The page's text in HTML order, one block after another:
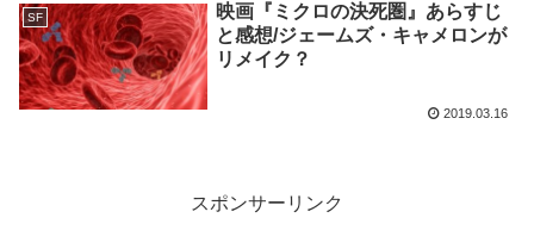
SF
映画『ミクロの決死圏』あらすじ
と感想/ジェームズ・キャメロンが
リメイク？
2019.03.16
スポンサーリンク